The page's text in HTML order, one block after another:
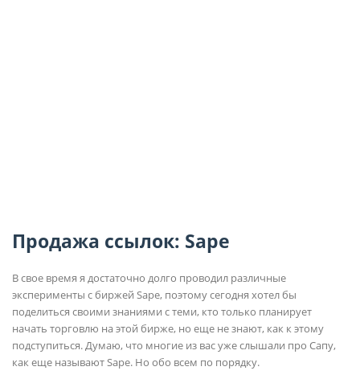
Продажа ссылок: Sape
В свое время я достаточно долго проводил различные
эксперименты с биржей Sape, поэтому сегодня хотел бы
поделиться своими знаниями с теми, кто только планирует
начать торговлю на этой бирже, но еще не знают, как к этому
подступиться. Думаю, что многие из вас уже слышали про Сапу,
как еще называют Sape. Но обо всем по порядку.